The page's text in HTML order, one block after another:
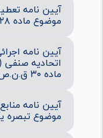
آیین نامه
موضوع ماده ۲۸ ق.ن.ص)
آیین نامه
ماده ۳۰ ق.ن.ص)
آیین نامه
موضوع تبصره یک